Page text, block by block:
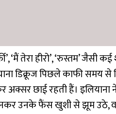
‘मैं तेरा हीरो’, ‘रुस्तम’
डिक्रूज पिछले काफी समय
अक्सर छाई रहती हैं।
उनके फैंस खुशी से झूम उठे,